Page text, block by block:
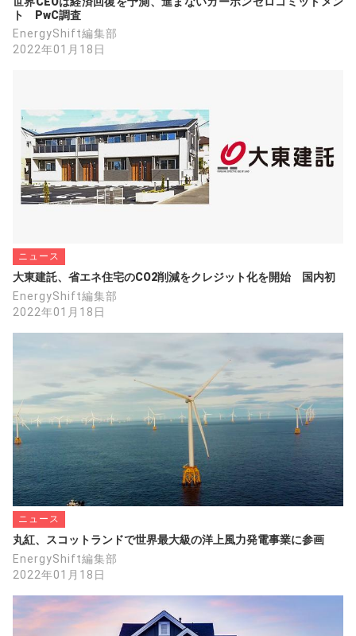
ト　PwC調査
EnergyShift編集部
2022年01月18日
ニュース
大東建託、省エネ住宅のCO2削減をクレジット化を開始　国内初
EnergyShift編集部
2022年01月18日
ニュース
丸紅、スコットランドで世界最大級の洋上風力発電事業に参画
EnergyShift編集部
2022年01月18日